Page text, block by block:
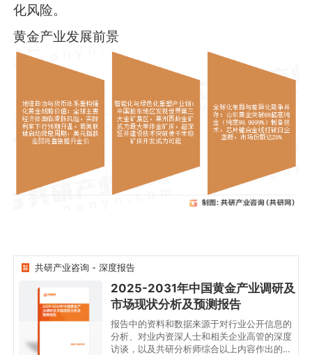
化风险。
黄金产业发展前景
共研产业咨询 - 深度报告
2025-2031年中国黄金产
业调研及市场现状分析及
预测报告
2025-2031年中国黄金产业调研及
市场现状分析及预测报告
报告中的资料和数据来源于对行业公开信息的
分析、对业内资深人士和相关企业高管的深度
访谈，以及共研分析师综合以上内容作出的专